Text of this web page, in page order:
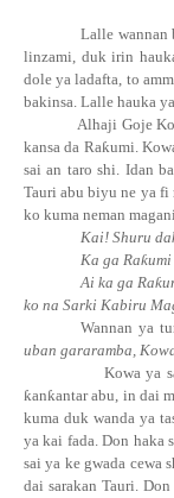
Lalle wannan
linzami, duk irin
dole ya ladafta, to
bakinsa. Lalle hauka
Alhaji Goje
kansa da Raƙumi.
sai an taro shi. Idan
Tauri abu biyu ne ya fi
ko kuma neman
Kai! Shuru
Ka ga Raƙumi
Ai ka ga Raƙ
ko na Sarki Kabiru
Wannan ya
uban gararamba,
Kowa ya
ƙanƙantarabu, in dai
kuma duk wanda ya
ya kai fada. Don haka
sai ya ke gwada cewa
dai sarakan Tauri.